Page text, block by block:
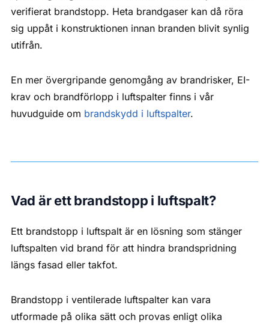
verifierat brandstopp. Heta brandgaser kan då röra
sig uppåt i konstruktionen innan branden blivit synlig
utifrån.
En mer övergripande genomgång av brandrisker, EI-
krav och brandförlopp i luftspalter finns i vår
huvudguide om brandskydd i luftspalter.
Vad är ett brandstopp i luftspalt?
Ett brandstopp i luftspalt är en lösning som stänger
luftspalten vid brand för att hindra brandspridning
längs fasad eller takfot.
Brandstopp i ventilerade luftspalter kan vara
utformade på olika sätt och provas enligt olika